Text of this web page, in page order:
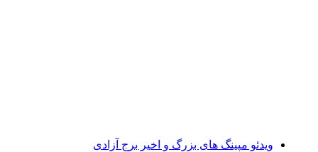
ویدئو مپینگ های بزرگ و اخیر برج آزادی